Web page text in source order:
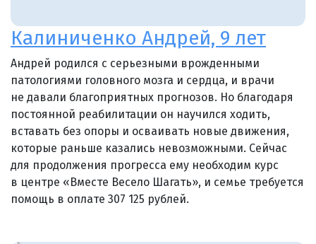
Калиниченко Андрей, 9 лет
Андрей родился с серьезными врожденными
патологиями головного мозга и сердца, и врачи
не давали благоприятных прогнозов. Но благодаря
постоянной реабилитации он научился ходить,
вставать без опоры и осваивать новые движения,
которые раньше казались невозможными. Сейчас
для продолжения прогресса ему необходим курс
в центре «Вместе Весело Шагать», и семье требуется
помощь в оплате 307 125 рублей.